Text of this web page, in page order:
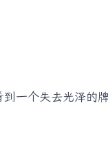
一个失去光泽的牌